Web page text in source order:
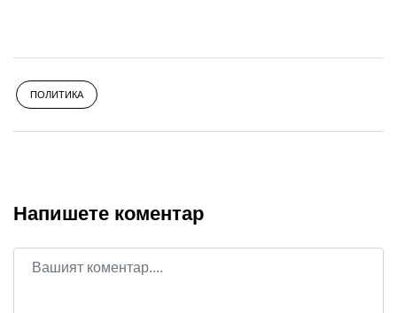
ПОЛИТИКА
Напишете коментар